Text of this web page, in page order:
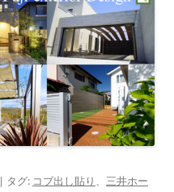
| タグ: コブ出し貼り 、 三井ホー